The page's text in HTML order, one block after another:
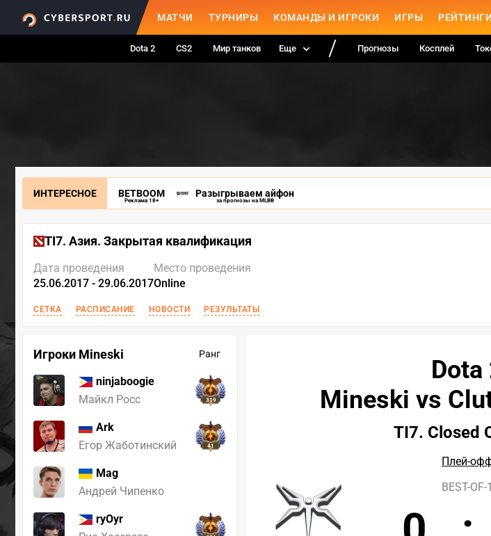
МАТЧИ ТУРНИРЫ КОМАНДЫ И ИГРОКИ ИГРЫ РЕЙТИНГИ
Dota 2 CS2 Мир танков Еще Прогнозы Косплей
ИНТЕРЕСНОЕ BETBOOM
Реклама 18+
Разыгрываем айфон
за прогнозы на MLBB
TI7. Азия. Закрытая квалификация
Дата проведения
25.06.2017 - 29.06.2017
Место проведения
Online
СЕТКА РАСПИСАНИЕ НОВОСТИ РЕЗУЛЬТАТЫ
Игроки Mineski Ранг
ninjaboogie
Майкл Росс
319
Ark
Егор Жаботинский
41
Mag
Андрей Чипенко
ryOyr
Dota
Mineski vs
TI7. Closed
Плей-
BEST-OF-1